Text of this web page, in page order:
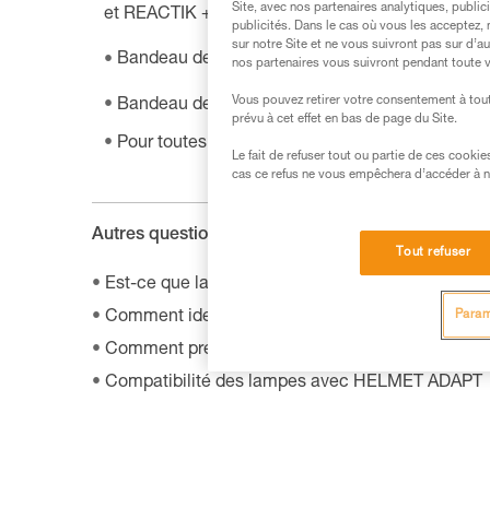
et REACTIK + (entre 2016 et 2019) :E092EA00
Bandeau de rechange pour NAO RL :
Bandeau de rechange pour DUO et ULTRA®
Pour toutes les autres lampes :
Autres questions de la FAQ :
Est-ce que la lampe conserve les mêmes
Comment identifier le modèle et l'âge de ma
Comment prendre soin d'un bandeau de lampe
Compatibilité des lampes avec HELMET ADAPT
Site, avec nos partenaires analytiques,
publicités. Dans le cas où vous les
sur notre Site et ne vous suivront pas sur
nos partenaires vous suivront pendant toute
Vous pouvez retirer votre consentement à
prévu à cet effet en bas de page du Site.
Le fait de refuser tout ou partie de ces
cas ce refus ne vous empêchera d’accéder à
Tout refuser